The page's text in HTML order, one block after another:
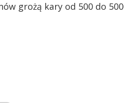
grożą kary od 500 do